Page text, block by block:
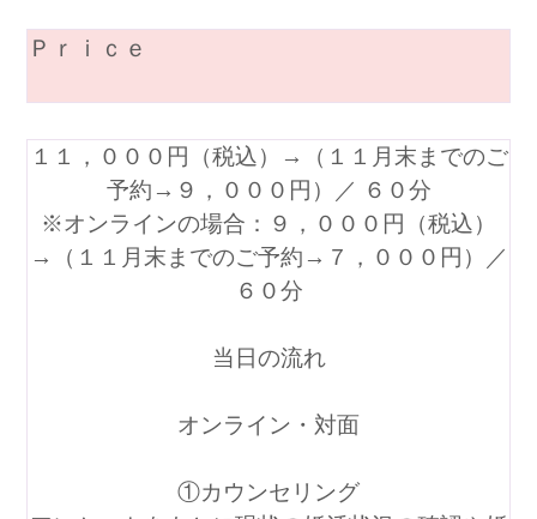
Ｐｒｉｃｅ
１１，０００円（税込）→（１１月末までのご
予約→９，０００円）／ ６０分
※オンラインの場合：９，０００円（税込）
→（１１月末までのご予約→７，０００円）／
６０分
当日の流れ
オンライン・対面
①カウンセリング